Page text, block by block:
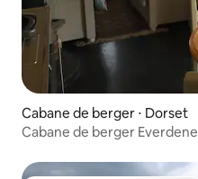
Cabane de berger ⋅ Dorset
Cabane de berger Everdene